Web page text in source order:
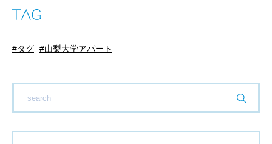
タグ 山梨大学アパート